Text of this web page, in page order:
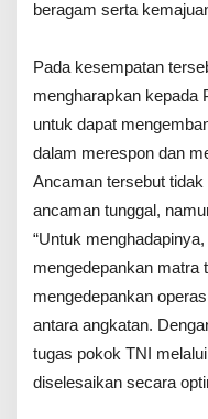
beragam serta
Pada kesempatan
mengharapkan kepada
untuk dapat
dalam merespon dan
Ancaman tersebut
ancaman tunggal,
“Untuk
mengedepankan matra
mengedepankan
antara angkatan.
tugas pokok TNI
diselesaikan secara